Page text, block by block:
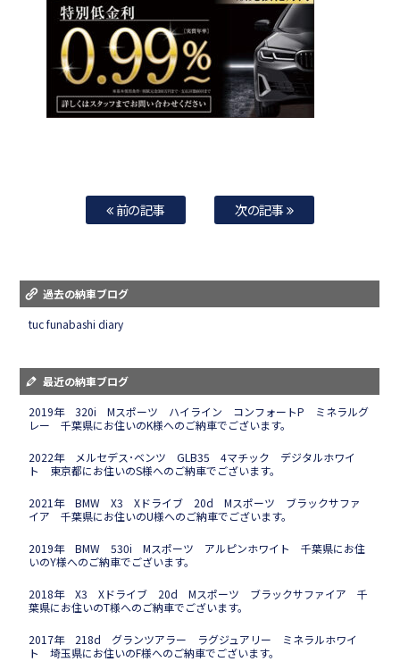
前の記事 次の記事
過去の納車ブログ
tuc funabashi diary
最近の納車ブログ
2019年 320i Mスポーツ ハイライン コンフォートP ミネラルグ
レー 千葉県にお住いのK様へのご納車でございます。
2022年 メルセデス･ベンツ GLB35 4マチック デジタルホワイ
ト 東京都にお住いのS様へのご納車でございます。
2021年 BMW X3 Xドライブ 20d Mスポーツ ブラックサファ
イア 千葉県にお住いのU様へのご納車でございます。
2019年 BMW 530i Mスポーツ アルピンホワイト 千葉県にお住
いのY様へのご納車でございます。
2018年 X3 Xドライブ 20d Mスポーツ ブラックサファイア 千
葉県にお住いのT様へのご納車でございます。
2017年 218d グランツアラー ラグジュアリー ミネラルホワイ
ト 埼玉県にお住いのF様へのご納車でございます。